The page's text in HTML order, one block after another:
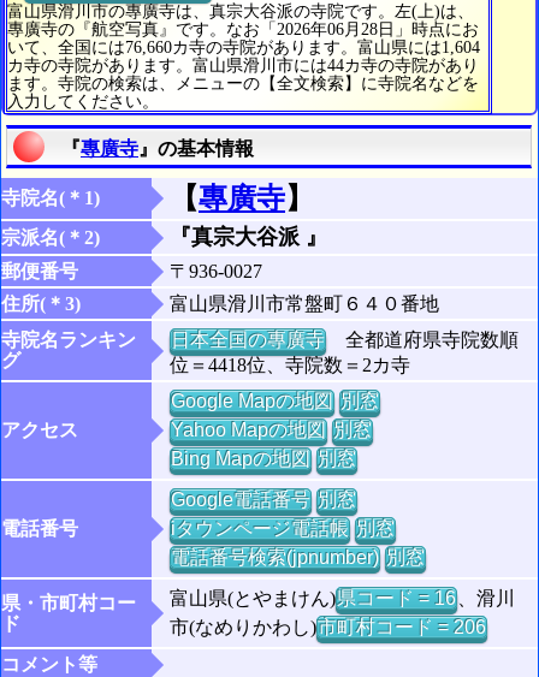
富山県滑川市の專廣寺は、真宗大谷派の寺院です。左(上)は、
專廣寺の『航空写真』です。なお「2026年06月28日」時点にお
いて、全国には76,660カ寺の寺院があります。富山県には1,604
カ寺の寺院があります。富山県滑川市には44カ寺の寺院があり
ます。寺院の検索は、メニューの【全文検索】に寺院名などを
入力してください。
『專廣寺 』の基本情報
寺院名(＊1) 【專廣寺】
宗派名(＊2) 『真宗大谷派 』
郵便番号
〒936-0027
住所(＊3)
富山県滑川市常盤町６４０番地
寺院名ランキン
グ
日本全国の專廣寺全都道府県寺院数順
位＝4418位、寺院数＝2カ寺
アクセス
Google Mapの地図 別窓
Yahoo Mapの地図 別窓
Bing Mapの地図 別窓
電話番号
Google電話番号 別窓
iタウンページ電話帳 別窓
電話番号検索(jpnumber) 別窓
県・市町村コー
ド
富山県(とやまけん)県コード = 16、滑川
市(なめりかわし)市町村コード = 206
コメント等